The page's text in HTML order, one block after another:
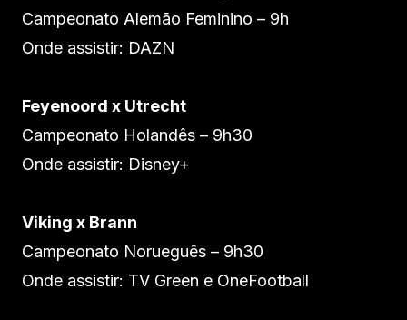
Campeonato Alemão Feminino – 9h
Onde assistir: DAZN
Feyenoord x Utrecht
Campeonato Holandês – 9h30
Onde assistir: Disney+
Viking x Brann
Campeonato Norueguês – 9h30
Onde assistir: TV Green e OneFootball